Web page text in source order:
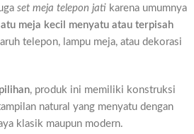
set meja telepon jati karena umumnya
meja kecil menyatu atau terpisah
telepon, lampu meja, atau dekorasi
, produk ini memiliki konstruksi
natural yang menyatu dengan
klasik maupun modern.